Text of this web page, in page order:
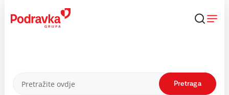
content
Proizvodi Pretraga